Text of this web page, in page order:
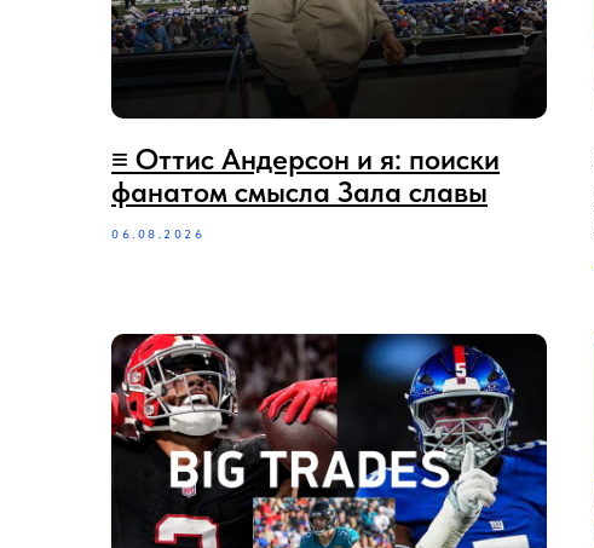
≡ Оттис Андерсон и я: поиски
фанатом смысла Зала славы
06.08.2026